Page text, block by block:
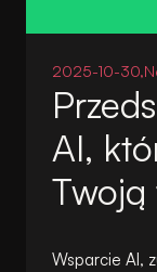
2025-10-30,
AI,
Wsparcie AI,